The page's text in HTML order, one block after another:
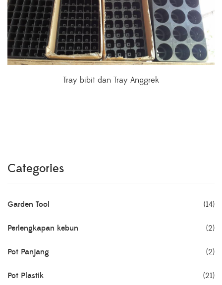
Tray bibit dan Tray Anggrek
Categories
Garden Tool (14)
Perlengkapan kebun (2)
Pot Panjang (2)
Pot Plastik (21)